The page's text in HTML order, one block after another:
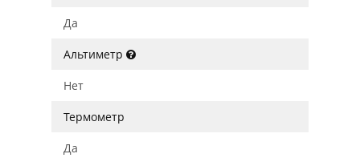
Да
Альтиметр
Нет
Термометр
Да